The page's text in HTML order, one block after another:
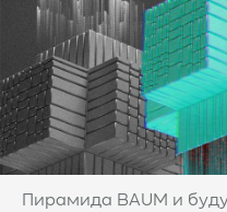
Пирамида BAUM и